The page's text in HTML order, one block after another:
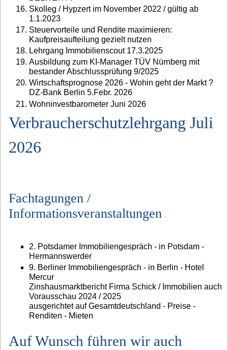
Skolleg / Hypzert im November 2022 / gültig ab
1.1.2023
Steuervorteile und Rendite maximieren:
Kaufpreisaufteilung gezielt nutzen
Lehrgang Immobilienscout 17.3.2025
Ausbildung zum KI-Manager TÜV Nürnberg mit
bestander Abschlussprüfung 9/2025
Wirtschaftsprognose 2026 - Wohin geht der Markt ?
DZ-Bank Berlin 5.Febr. 2026
Wohninvestbarometer Juni 2026
Verbraucherschutzlehrgang Juli
2026
Fachtagungen /
Informationsveranstaltungen
2. Potsdamer Immobiliengespräch - in Potsdam -
Hermannswerder
9. Berliner Immobiliengespräch - in Berlin - Hotel
Mercur
Zinshausmarktbericht Firma Schick / Immobilien auch
Vorausschau 2024 / 2025
ausgerichtet auf Gesamtdeutschland - Preise -
Renditen - Mieten
Auf Wunsch führen wir auch